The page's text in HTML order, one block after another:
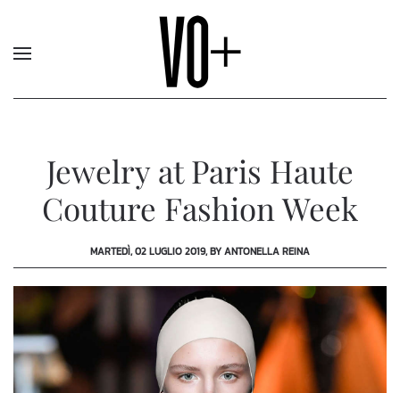
Jewelry at Paris Haute
Couture Fashion Week
MARTEDÌ, 02 LUGLIO 2019, BY ANTONELLA REINA